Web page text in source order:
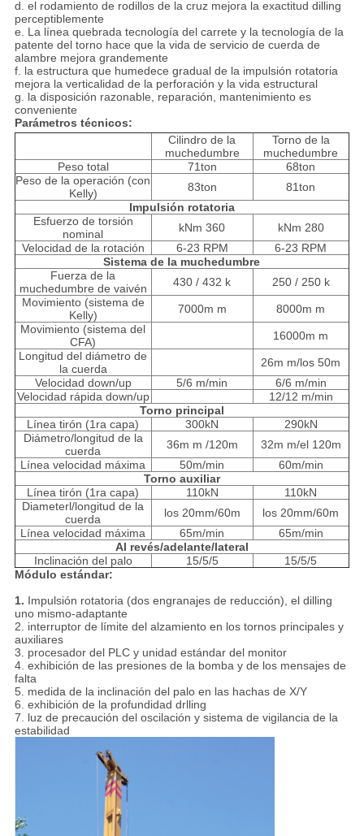
d. el rodamiento de rodillos de la cruz mejora la exactitud dilling
perceptiblemente
e. La línea quebrada tecnología del carrete y la tecnología de la
patente del torno hace que la vida de servicio de cuerda de
alambre mejora grandemente
f. la estructura que humedece gradual de la impulsión rotatoria
mejora la verticalidad de la perforación y la vida estructural
g. la disposición razonable, reparación, mantenimiento es
conveniente
Parámetros técnicos:
Cilindro de la
muchedumbre
Torno de la
muchedumbre
Peso total
71ton
68ton
Peso de la operación (con
Kelly)
83ton
81ton
Impulsión rotatoria
Esfuerzo de torsión
nominal
kNm 360 kNm 280
Velocidad de la rotación
6-23 RPM
6-23 RPM
Sistema de la muchedumbre
Fuerza de la
muchedumbre de vaivén
430 /432 k
250 / 250 k
Movimiento (sistema de
Kelly)
7000m m
8000m m
Movimiento (sistema del
CFA)
16000m m
Longitud del diámetro de
la cuerda
26m m/los 50m
Velocidad down/up
5/6 m/min
6/6 m/min
Velocidad rápida down/up
12/12 m/min
Torno principal
Línea tirón (1ra capa)
300kN
290kN
Diámetro/longitud de la
cuerda
36m m /120m
32m m/el 120m
Línea velocidad máxima
50m/min
60m/min
Torno auxiliar
Línea tirón (1ra capa)
110kN
110kN
Diameterl/longitud de la
cuerda
los 20mm/60m
los 20mm/60m
Línea velocidad máxima
65m/min
65m/min
Al revés/adelante/lateral
Inclinación del palo
15/5/5
15/5/5
Módulo estándar:
1. Impulsión rotatoria (dos engranajes de reducción), el dilling
uno mismo-adaptante
2. interruptor de límite del alzamiento en los tornos principales y
auxiliares
3. procesador del PLC y unidad estándar del monitor
4. exhibición de las presiones de la bomba y de los mensajes de
falta
5. medida de la inclinación del palo en las hachas de X/Y
6. exhibición de la profundidad drlling
7. luz de precaución del oscilación y sistema de vigilancia de la
estabilidad